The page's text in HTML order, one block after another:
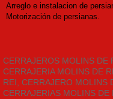
Arreglo e instalacion de
Motorización de persianas.
CERRAJEROS MOLINS DE
CERRAJERIA MOLINS DE
REI, CERRAJERO MOLINS
CERRAJERIAS MOLINS